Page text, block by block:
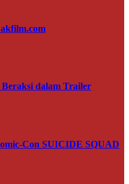
dalam Trailer
Con SUICIDE SQUAD